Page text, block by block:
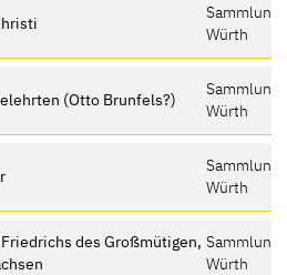
Sammlung
Würth
(Otto Brunfels?)
Sammlung
Würth
Sammlung
Würth
des Großmütigen, Sammlung
Würth